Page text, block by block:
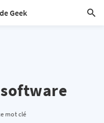
Geek
mot clé